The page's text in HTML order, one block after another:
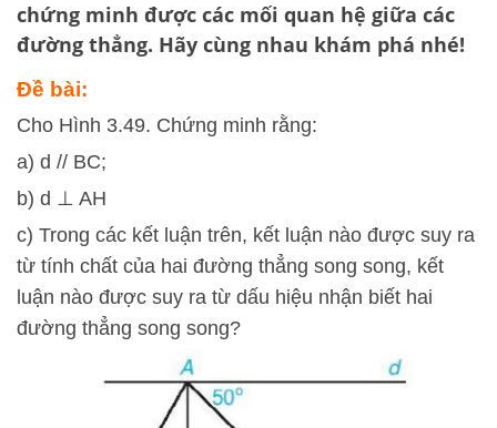
chứng minh được các mối quan hệ giữa các
đường thẳng. Hãy cùng nhau khám phá nhé!
Đề bài:
Cho Hình 3.49. Chứng minh rằng:
a) d // BC;
b) d ⊥ AH
c) Trong các kết luận trên, kết luận nào được suy ra
từ tính chất của hai đường thẳng song song, kết
luận nào được suy ra từ dấu hiệu nhận biết hai
đường thẳng song song?